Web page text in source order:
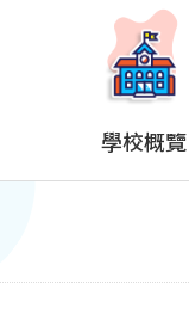
學校概覽